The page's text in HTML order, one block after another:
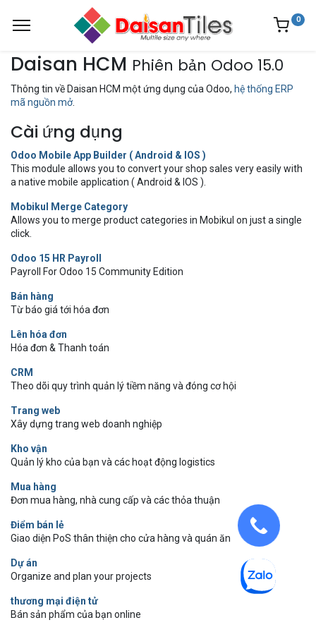
0
Daisan HCM Phiên bản Odoo 15.0
Thông tin về Daisan HCM một ứng dụng của Odoo, hệ thống ERP
mã nguồn mở.
Cài ứng dụng
Odoo Mobile App Builder ( Android & IOS )
This module allows you to convert your shop sales very easily with
a native mobile application ( Android & IOS ).
Mobikul Merge Category
Allows you to merge product categories in Mobikul on just a single
click.
Odoo 15 HR Payroll
Payroll For Odoo 15 Community Edition
Bán hàng
Từ báo giá tới hóa đơn
Lên hóa đơn
Hóa đơn & Thanh toán
CRM
Theo dõi quy trình quản lý tiềm năng và đóng cơ hội
Trang web
Xây dựng trang web doanh nghiệp
Kho vận
Quản lý kho của bạn và các hoạt động logistics
Mua hàng
Đơn mua hàng, nhà cung cấp và các thỏa thuận
Điểm bán lẻ
Giao diện PoS thân thiện cho cửa hàng và quán ăn
Dự án
Organize and plan your projects
thương mại điện tử
Bán sản phẩm của bạn online